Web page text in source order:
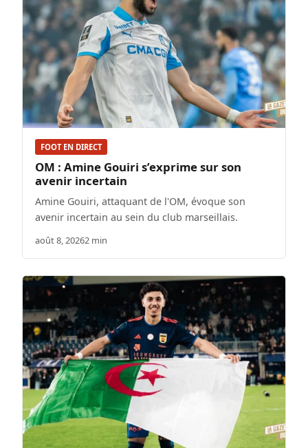
FOOT EN DIRECT
OM : Amine Gouiri s’exprime sur son
avenir incertain
Amine Gouiri, attaquant de l'OM, évoque son
avenir incertain au sein du club marseillais.
août 8, 20262 min